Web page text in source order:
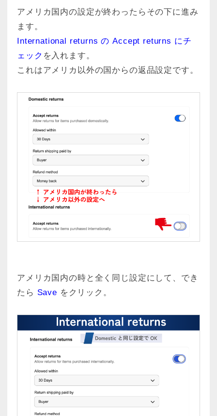
アメリカ国内の設定が終わったらその下に進み
ます。
International returns の Accept returns にチ
ェック を入れます。
これはアメリカ以外の国からの返品設定です。
アメリカ国内の時と全く同じ設定にして、でき
たら Save をクリック。